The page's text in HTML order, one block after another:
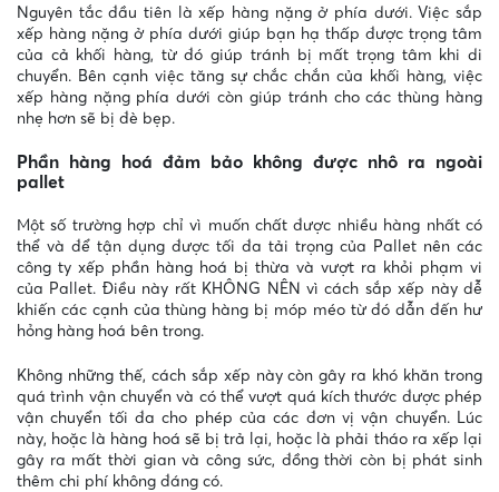
Nguyên tắc đầu tiên là xếp hàng nặng ở phía dưới. Việc sắp
xếp hàng nặng ở phía dưới giúp bạn hạ thấp được trọng tâm
của cả khối hàng, từ đó giúp tránh bị mất trọng tâm khi di
chuyển. Bên cạnh việc tăng sự chắc chắn của khối hàng, việc
xếp hàng nặng phía dưới còn giúp tránh cho các thùng hàng
nhẹ hơn sẽ bị đè bẹp.
Phần hàng hoá đảm bảo không được nhô ra ngoài
pallet
Một số trường hợp chỉ vì muốn chất được nhiều hàng nhất có
thể và để tận dụng được tối đa tải trọng của Pallet nên các
công ty xếp phần hàng hoá bị thừa và vượt ra khỏi phạm vi
của Pallet. Điều này rất KHÔNG NÊN vì cách sắp xếp này dễ
khiến các cạnh của thùng hàng bị móp méo từ đó dẫn đến hư
hỏng hàng hoá bên trong.
Không những thế, cách sắp xếp này còn gây ra khó khăn trong
quá trình vận chuyển và có thể vượt quá kích thước được phép
vận chuyển tối đa cho phép của các đơn vị vận chuyển. Lúc
này, hoặc là hàng hoá sẽ bị trả lại, hoặc là phải tháo ra xếp lại
gây ra mất thời gian và công sức, đồng thời còn bị phát sinh
thêm chi phí không đáng có.